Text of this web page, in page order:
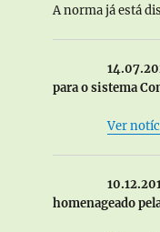
A norma já está
para o sistema
Ver
homenageado